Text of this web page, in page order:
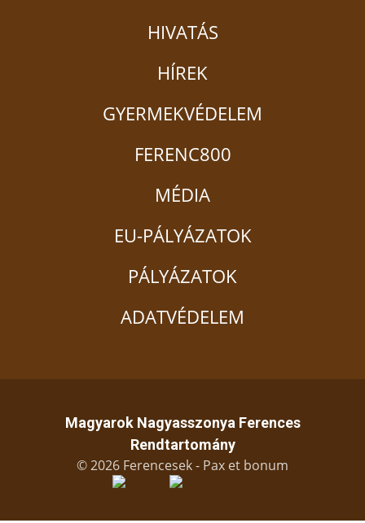
HIVATÁS
HÍREK
GYERMEKVÉDELEM
FERENC800
MÉDIA
EU-PÁLYÁZATOK
PÁLYÁZATOK
ADATVÉDELEM
Magyarok Nagyasszonya Ferences
Rendtartomány
© 2026 Ferencesek - Pax et bonum